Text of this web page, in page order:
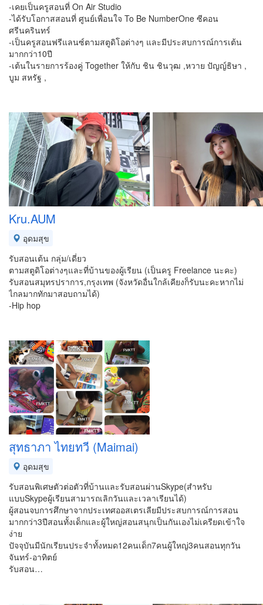
-เคยเป็นครูสอนที่ On Air Studio
-ได้รับโอกาสสอนที่ ศูนย์เพื่อนใจ To Be NumberOne ซีคอน
ศรีนครินทร์
-เป็นครูสอนฟรีแลนซ์ตามสตูดิโอต่างๆ และมีประสบการณ์การเต้น
มากกว่า10ปี
-เต้นในรายการร้องคู่ Together ให้กับ ชิน ชินวุฒ ,หวาย ปัญญ์ธิษา ,
บูม สหรัฐ ,
Kru.AUM
อุดมสุข
รับสอนเต้น กลุ่ม/เดี่ยว
ตามสตูดิโอต่างๆและที่บ้านของผู้เรียน (เป็นครู Freelance นะคะ)
รับสอนสมุทรปราการ,กรุงเทพ (จังหวัดอื่นใกล้เคียงก็รับนะคะหากไม่
ไกลมากทักมาสอบถามได้)
-Hip hop
สุทธาภา ไทยทวี (Maimai)
อุดมสุข
รับสอนพิเศษตัวต่อตัวที่บ้านและรับสอนผ่านSkype(สำหรับ
แบบSkypeผู้เรียนสามารถเลิกวันและเวลาเรียนได้)
ผู้สอนจบการศึกษาจากประเทศออสเตรเลียมีประสบการณ์การสอน
มากกว่า3ปีสอนทั้งเด็กและผู้ใหญ่สอนสนุกเป็นกันเองไม่เครียดเข้าใจ
ง่าย
ปัจจุบันมีนักเรียนประจำทั้งหมด12คนเด็ก7คนผู้ใหญ่3คนสอนทุกวัน
จันทร์-อาทิตย์
รับสอน…